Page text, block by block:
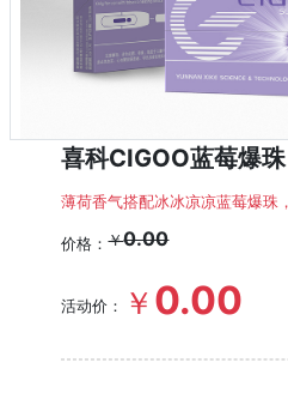
喜科CIGOO蓝莓爆珠
薄荷香气搭配冰冰凉凉蓝莓爆珠
价格：￥0.00
活动价： ￥ 0.00